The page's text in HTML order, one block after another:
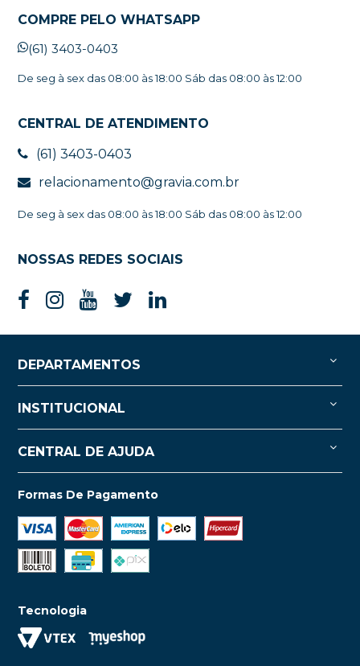
COMPRE PELO WHATSAPP
(61) 3403-0403
De seg à sex das 08:00 às 18:00 Sáb das 08:00 às 12:00
CENTRAL DE ATENDIMENTO
(61) 3403-0403
relacionamento@gravia.com.br
De seg à sex das 08:00 às 18:00 Sáb das 08:00 às 12:00
NOSSAS REDES SOCIAIS
DEPARTAMENTOS
INSTITUCIONAL
CENTRAL DE AJUDA
Formas De Pagamento
Tecnologia